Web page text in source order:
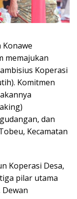
Konawe
memajukan
Koperasi
Komitmen
dan
Kecamatan
Koperasi Desa,
pilar utama